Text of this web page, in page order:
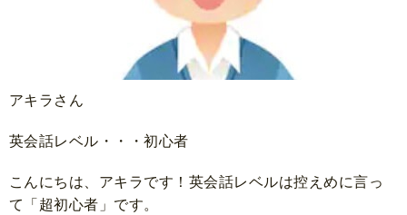
アキラさん
英会話レベル・・・初心者
こんにちは、アキラです！英会話レベルは控えめに言っ
て「超初心者」です。